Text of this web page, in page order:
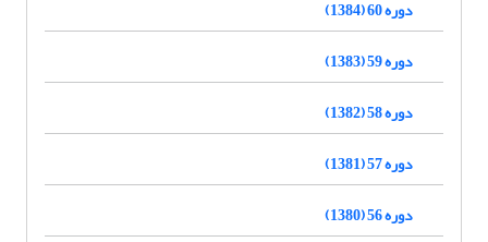
دوره 60 (1384)
دوره 59 (1383)
دوره 58 (1382)
دوره 57 (1381)
دوره 56 (1380)